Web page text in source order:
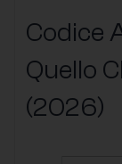
Codice
Quello
(2026)